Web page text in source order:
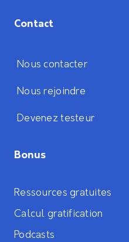
Contact
Nous contacter
Nous rejoindre
Devenez testeur
Bonus
Ressources gratuites
Calcul gratification
Podcasts